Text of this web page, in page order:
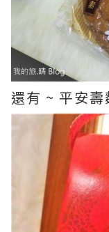
還有 ~ 平安壽